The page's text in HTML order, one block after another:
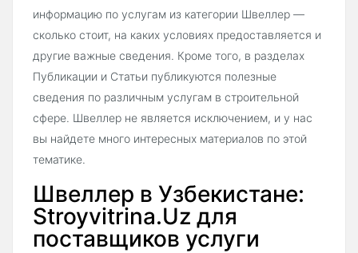
информацию по услугам из категории Швеллер —
сколько стоит, на каких условиях предоставляется и
другие важные сведения. Кроме того, в разделах
Публикации и Статьи публикуются полезные
сведения по различным услугам в строительной
сфере. Швеллер не является исключением, и у нас
вы найдете много интересных материалов по этой
тематике.
Швеллер в Узбекистане:
Stroyvitrina.Uz для
поставщиков услуги